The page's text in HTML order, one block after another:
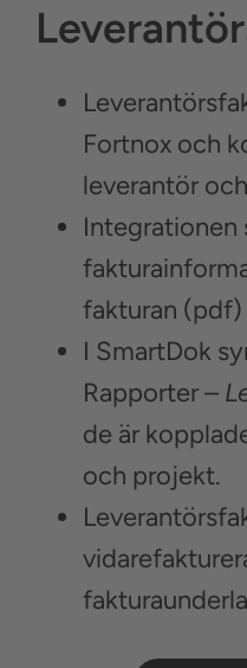
Fortnox och
leverantör
Integrationen
fakturan
I SmartDok
Rapporter –
de är
och projekt.